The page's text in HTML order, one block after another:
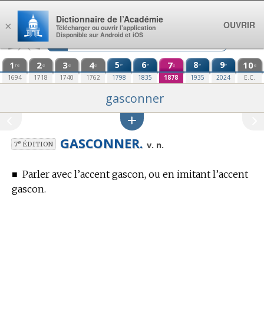
Aller au contenu
1 re
1694
2e
1718
3e
1740
4e
1762
5e
1798
6e
1835
7e
1878
8e
1935
9e
2024
10e
E.C.
gasconner
7eÉDITION GASCONNER. v. n.
■ Parler avec l’accent gascon, ou en imitant l’accent
gascon.
×
Dictionnaire de l’Académie
Télécharger ou ouvrir l’application
Disponible sur Android et iOS
OUVRIR